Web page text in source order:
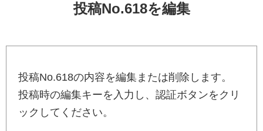
投稿No.618を編集
投稿No.618の内容を編集または削除します。
投稿時の編集キーを入力し、認証ボタンをクリ
ックしてください。